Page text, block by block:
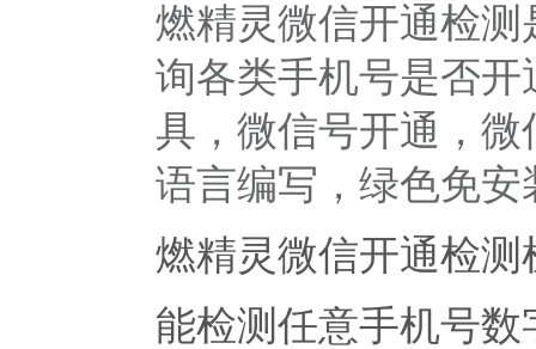
燃精灵微信开通检
询各类手机号是否
具，微信号开通，
语言编写，绿色免安
燃精灵微信开通检测
能检测任意手机号